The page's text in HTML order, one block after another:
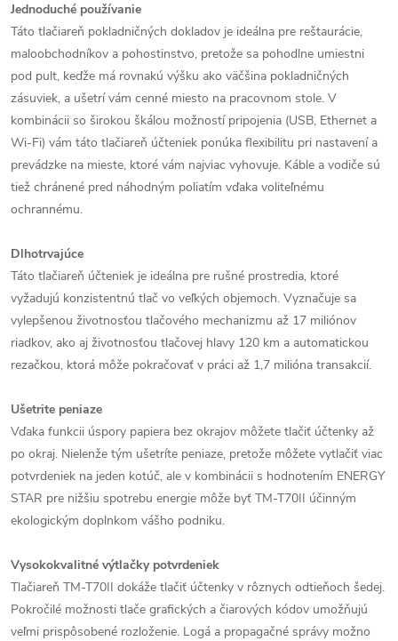
Jednoduché používanie
Táto tlačiareň pokladničných dokladov je ideálna pre reštaurácie,
maloobchodníkov a pohostinstvo, pretože sa pohodlne umiestni
pod pult, keďže má rovnakú výšku ako väčšina pokladničných
zásuviek, a ušetrí vám cenné miesto na pracovnom stole. V
kombinácii so širokou škálou možností pripojenia (USB, Ethernet a
Wi-Fi) vám táto tlačiareň účteniek ponúka flexibilitu pri nastavení a
prevádzke na mieste, ktoré vám najviac vyhovuje. Káble a vodiče sú
tiež chránené pred náhodným poliatím vďaka voliteľnému
ochrannému.
Dlhotrvajúce
Táto tlačiareň účteniek je ideálna pre rušné prostredia, ktoré
vyžadujú konzistentnú tlač vo veľkých objemoch. Vyznačuje sa
vylepšenou životnosťou tlačového mechanizmu až 17 miliónov
riadkov, ako aj životnosťou tlačovej hlavy 120 km a automatickou
rezačkou, ktorá môže pokračovať v práci až 1,7 milióna transakcií.
Ušetrite peniaze
Vďaka funkcii úspory papiera bez okrajov môžete tlačiť účtenky až
po okraj. Nielenže tým ušetríte peniaze, pretože môžete vytlačiť viac
potvrdeniek na jeden kotúč, ale v kombinácii s hodnotením ENERGY
STAR pre nižšiu spotrebu energie môže byť TM-T70II účinným
ekologickým doplnkom vášho podniku.
Vysokokvalitné výtlačky potvrdeniek
Tlačiareň TM-T70II dokáže tlačiť účtenky v rôznych odtieňoch šedej.
Pokročilé možnosti tlače grafických a čiarových kódov umožňujú
veľmi prispôsobené rozloženie. Logá a propagačné správy možno